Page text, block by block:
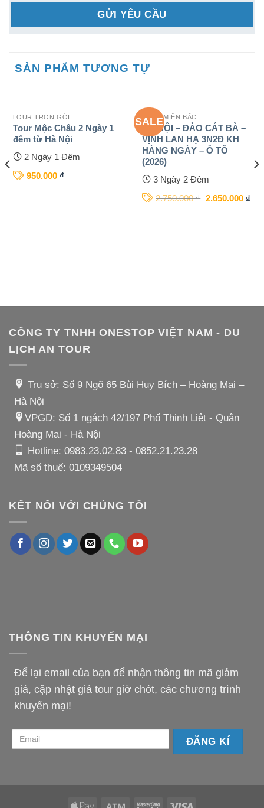
SẢN PHẨM TƯƠNG TỰ
TOUR TRỌN GÓI
Tour Mộc Châu 2 Ngày 1
đêm từ Hà Nội
2 Ngày 1 Đêm
950.000 ₫
SALE
TOUR MIỀN BẮC
HÀ NỘI – ĐẢO CÁT BÀ –
VỊNH LAN HẠ 3N2Đ KH
HÀNG NGÀY – Ô TÔ
(2026)
3 Ngày 2 Đêm
2.750.000₫ 2.650.000 ₫
CÔNG TY TNHH ONESTOP VIỆT NAM - DU
LỊCH AN TOUR
Trụ sở: Số 9 Ngõ 65 Bùi Huy Bích – Hoàng Mai –
Hà Nội
VPGD: Số 1 ngách 42/197 Phố Thịnh Liệt - Quận
Hoàng Mai - Hà Nội
Hotline: 0983.23.02.83- 0852.21.23.28
Mã số thuế: 0109349504
KẾT NỐI VỚI CHÚNG TÔI
THÔNG TIN KHUYẾN MẠI
Để lại email của bạn để nhận thông tin mã giảm
giá, cập nhật giá tour giờ chót, các chương trình
khuyến mại!
email-
km